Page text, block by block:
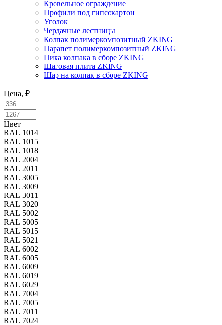
Кровельное ограждение
Профили под гипсокартон
Уголок
Чердачные лестницы
Колпак полимеркомпозитный ZKING
Парапет полимеркомпозитный ZKING
Пика колпака в сборе ZKING
Шаговая плита ZKING
Шар на колпак в сборе ZKING
Цена, ₽
Цвет
Цвет
RAL 1014
RAL 1015
RAL 1018
RAL 2004
RAL 2011
RAL 3005
RAL 3009
RAL 3011
RAL 3020
RAL 5002
RAL 5005
RAL 5015
RAL 5021
RAL 6002
RAL 6005
RAL 6009
RAL 6019
RAL 6029
RAL 7004
RAL 7005
RAL 7011
RAL 7024